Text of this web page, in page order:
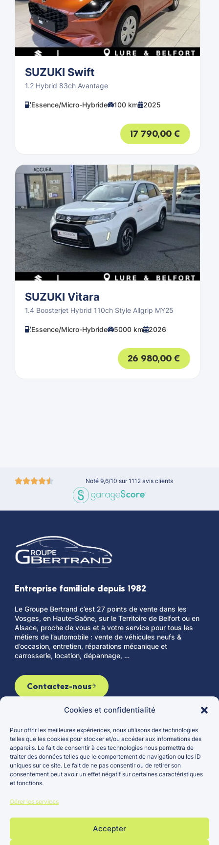
Cookies et confidentialité
Pour offrir les meilleures expériences, nous utilisons des technologies
telles que les cookies pour stocker et/ou accéder aux informations des
appareils. Le fait de consentir à ces technologies nous permettra de
traiter des données telles que le comportement de navigation ou les ID
uniques sur ce site. Le fait de ne pas consentir ou de retirer son
consentement peut avoir un effet négatif sur certaines caractéristiques
et fonctions.
Gérer les services
Accepter
SUZUKI Swift
1.2 Hybrid 83ch Avantage
Essence/Micro-Hybride 100 km 2025
17 790,00€
SUZUKI Vitara
1.4 Boosterjet Hybrid 110ch Style Allgrip MY25
Essence/Micro-Hybride 5000 km 2026
26 980,00€
Noté 9,6/10 sur 1112 avis clients
Entreprise familiale depuis 1982
Le Groupe Bertrand c’est 27 points de vente dans les
Vosges, en Haute-Saône, sur le Territoire de Belfort ou en
Alsace, proche de vous et à votre service pour tous les
métiers de l’automobile : vente de véhicules neufs &
d’occasion, entretien, réparations mécanique et
carrosserie, location, dépannage, …
Contactez-nous
Le groupe
Actualités
Carrières
Points de vente
Véhicules d’occasion
Véhicules neufs
Entretien et réparation
Politique